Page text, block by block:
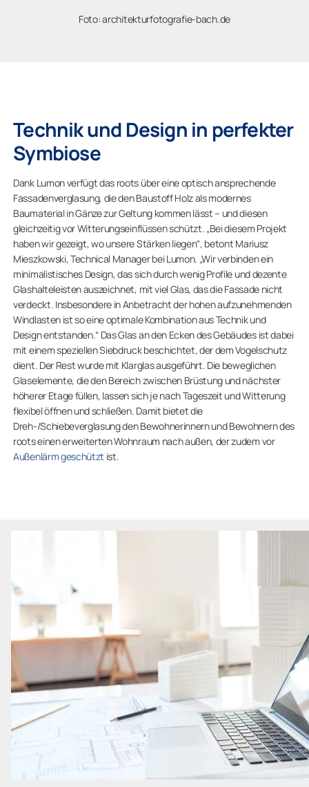
Foto: architekturfotografie-bach.de
Technik und Design in perfekter
Symbiose
Dank Lumon verfügt das roots über eine optisch ansprechende
Fassadenverglasung, die den Baustoff Holz als modernes
Baumaterial in Gänze zur Geltung kommen lässt – und diesen
gleichzeitig vor Witterungseinflüssen schützt. „Bei diesem Projekt
haben wir gezeigt, wo unsere Stärken liegen“, betont Mariusz
Mieszkowski, Technical Manager bei Lumon. „Wir verbinden ein
minimalistisches Design, das sich durch wenig Profile und dezente
Glashalteleisten auszeichnet, mit viel Glas, das die Fassade nicht
verdeckt. Insbesondere in Anbetracht der hohen aufzunehmenden
Windlasten ist so eine optimale Kombination aus Technik und
Design entstanden.“ Das Glas an den Ecken des Gebäudes ist dabei
mit einem speziellen Siebdruck beschichtet, der dem Vogelschutz
dient. Der Rest wurde mit Klarglas ausgeführt. Die beweglichen
Glaselemente, die den Bereich zwischen Brüstung und nächster
höherer Etage füllen, lassen sich je nach Tageszeit und Witterung
flexibel öffnen und schließen. Damit bietet die
Dreh-/Schiebeverglasung den Bewohnerinnern und Bewohnern des
roots einen erweiterten Wohnraum nach außen, der zudem vor
Außenlärm geschützt ist.